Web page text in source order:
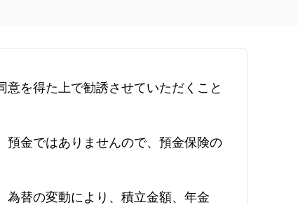
を得た上で勧誘させていただくこと
預金ではありませんので、預金保険の
為替の変動により、積立金額、年金